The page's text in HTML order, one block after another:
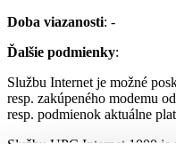
Doba viazanosti: -
Ďalšie podmienky:
Službu Internet je možné
resp. zakúpeného modemu
resp. podmienok aktuálne